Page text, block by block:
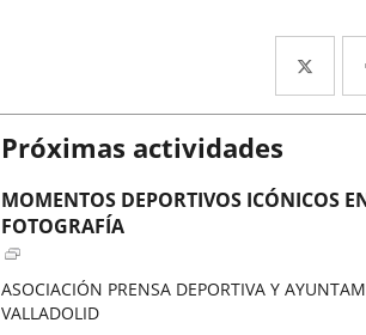
a
Próximas actividades
MOMENTOS DEPORTIVOS ICÓNICOS
FOTOGRAFÍA
ASOCIACIÓN PRENSA DEPORTIVA Y
VALLADOLID